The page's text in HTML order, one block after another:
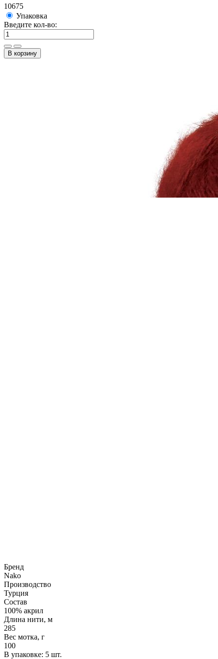
10675
Упаковка
Введите кол-во:
В корзину
Бренд
Nako
Производство
Турция
Состав
100% акрил
Длина нити, м
285
Вес мотка, г
100
В упаковке: 5 шт.